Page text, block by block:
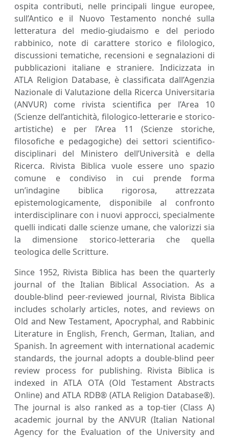
ospita contributi, nelle principali lingue europee,
sull’Antico e il Nuovo Testamento nonché sulla
letteratura del medio-giudaismo e del periodo
rabbinico, note di carattere storico e filologico,
discussioni tematiche, recensioni e segnalazioni di
pubblicazioni italiane e straniere. Indicizzata in
ATLA Religion Database, è classificata dall’Agenzia
Nazionale di Valutazione della Ricerca Universitaria
(ANVUR) come rivista scientifica per l’Area 10
(Scienze dell’antichità, filologico-letterarie e storico-
artistiche) e per l’Area 11 (Scienze storiche,
filosofiche e pedagogiche) dei settori scientifico-
disciplinari del Ministero dell’Università e della
Ricerca. Rivista Biblica vuole essere uno spazio
comune e condiviso in cui prende forma
un’indagine biblica rigorosa, attrezzata
epistemologicamente, disponibile al confronto
interdisciplinare con i nuovi approcci, specialmente
quelli indicati dalle scienze umane, che valorizzi sia
la dimensione storico-letteraria che quella
teologica delle Scritture.
Since 1952, Rivista Biblica has been the quarterly
journal of the Italian Biblical Association. As a
double-blind peer-reviewed journal, Rivista Biblica
includes scholarly articles, notes, and reviews on
Old and New Testament, Apocryphal, and Rabbinic
Literature in English, French, German, Italian, and
Spanish. In agreement with international academic
standards, the journal adopts a double-blind peer
review process for publishing. Rivista Biblica is
indexed in ATLA OTA (Old Testament Abstracts
Online) and ATLA RDB®️ (ATLA Religion Database®️).
The journal is also ranked as a top-tier (Class A)
academic journal by the ANVUR (Italian National
Agency for the Evaluation of the University and